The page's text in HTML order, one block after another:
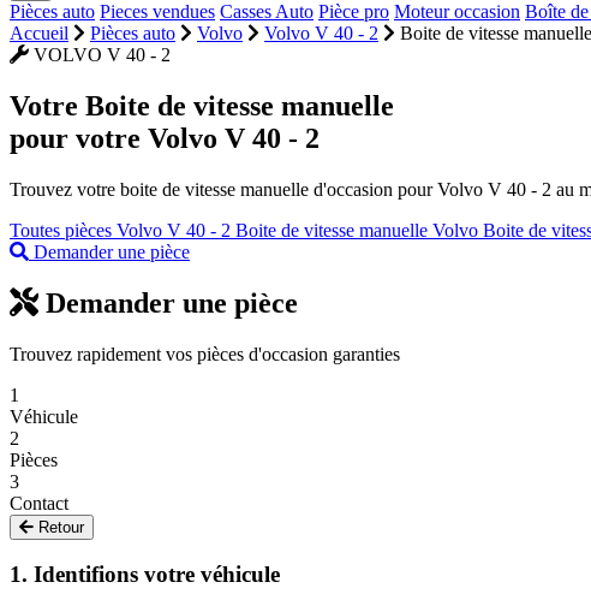
Pièces auto Pieces vendues Casses Auto Pièce pro Moteur occasion Boîte de
Accueil
Pièces auto Volvo Volvo V 40 - 2
Boite de vitesse manuelle
VOLVO V 40 - 2
Votre Boite de vitesse manuelle
pour votre Volvo V 40 - 2
Trouvez votre boite de vitesse manuelle d'occasion pour Volvo V 40 - 2 au
Toutes pièces Volvo V 40 - 2 Boite de vitesse manuelle Volvo Boite de
Demander une pièce
Demander une pièce
Trouvez rapidement vos pièces d'occasion garanties
1
Véhicule
2
Pièces
3
Contact
Retour
1. Identifions votre véhicule